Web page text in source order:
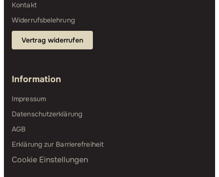
Kontakt
Widerrufsbelehrung
Vertrag widerrufen
Information
Impressum
Datenschutzerklärung
AGB
Erklärung zur Barrierefreiheit
Cookie Einstellungen